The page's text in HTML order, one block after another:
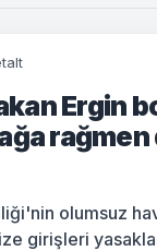
Ergin
olumsuz
girişleri